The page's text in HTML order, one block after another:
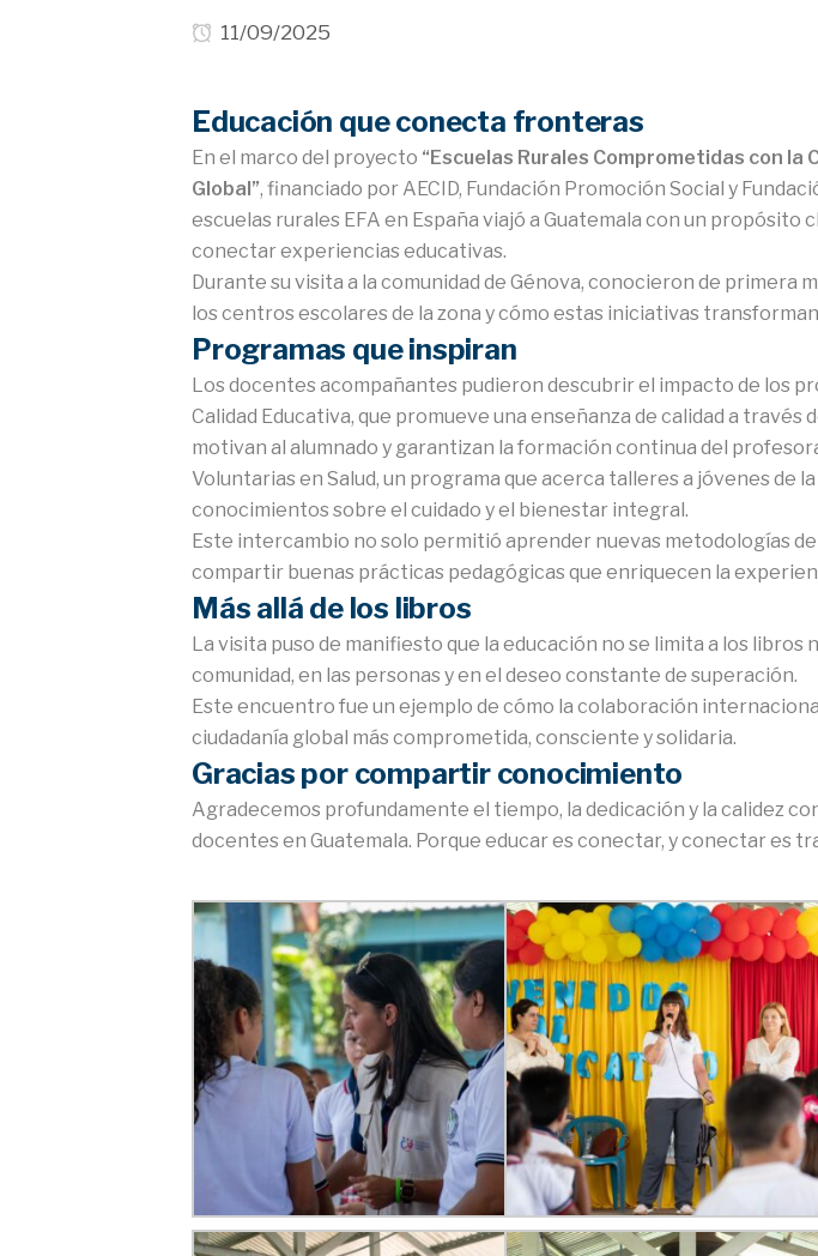
11/09/2025
Educación que conecta fronteras
En el marco del proyecto “Escuelas Rurales Comprometidas con la
Global”, financiado por AECID, Fundación Promoción Social y
escuelas rurales EFA en España viajó a Guatemala con un propósito
conectar experiencias educativas.
Durante su visita a la comunidad de Génova, conocieron de primera
los centros escolares de la zona y cómo estas iniciativas
Programas que inspiran
Los docentes acompañantes pudieron descubrir el impacto de los
Calidad Educativa, que promueve una enseñanza de calidad a través
motivan al alumnado y garantizan la formación continua del
Voluntarias en Salud, un programa que acerca talleres a jóvenes de
conocimientos sobre el cuidado y el bienestar integral.
Este intercambio no solo permitió aprender nuevas metodologías
compartir buenas prácticas pedagógicas que enriquecen la
Más allá de los libros
La visita puso de manifiesto que la educación no se limita a los libros
comunidad, en las personas y en el deseo constante de superación.
Este encuentro fue un ejemplo de cómo la colaboración
ciudadanía global más comprometida, consciente y solidaria.
Gracias por compartir conocimiento
Agradecemos profundamente el tiempo, la dedicación y la calidez
docentes en Guatemala. Porque educar es conectar, y conectar es